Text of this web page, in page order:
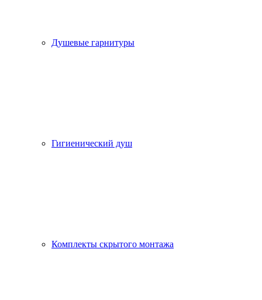
Душевые гарнитуры
Гигиенический душ
Комплекты скрытого монтажа